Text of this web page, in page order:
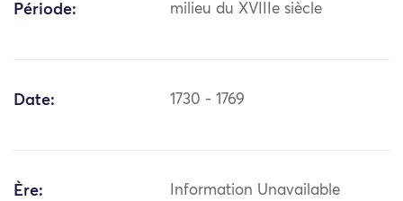
Période: milieu du XVIIIe siècle
Date: 1730 - 1769
Ère: Information Unavailable